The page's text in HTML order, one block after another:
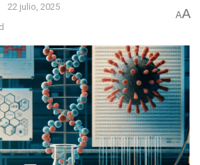
22 julio, 2025
AA